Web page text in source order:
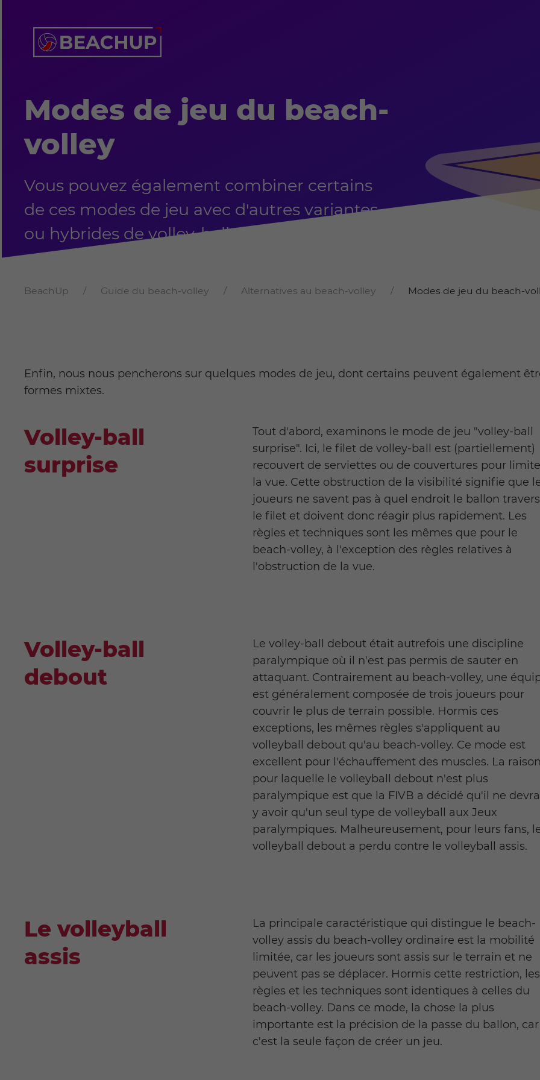
Modes de jeu du beach-
volley
Vous pouvez également combiner certains
de ces modes de jeu avec d'autres variantes
ou hybrides de volley-ball.
BeachUp Guide du beach-volley Alternatives au beach-volley Modes de jeu du beach-
Enfin, nous nous pencherons sur quelques modes de jeu, dont certains peuvent également
formes mixtes.
Volley-ball
surprise
Tout d'abord, examinons le mode de jeu "volley-ball
surprise". Ici, le filet de volley-ball est (partiellement)
recouvert de serviettes ou de couvertures pour
la vue. Cette obstruction de la visibilité signifie que
joueurs ne savent pas à quel endroit le ballon
le filet et doivent donc réagir plus rapidement. Les
règles et techniques sont les mêmes que pour le
beach-volley, à l'exception des règles relatives à
l'obstruction de la vue.
Volley-ball
debout
Le volley-ball debout était autrefois une discipline
paralympique où il n'est pas permis de sauter en
attaquant. Contrairement au beach-volley, une
est généralement composée de trois joueurs pour
couvrir le plus de terrain possible. Hormis ces
exceptions, les mêmes règles s'appliquent au
volleyball debout qu'au beach-volley. Ce mode est
excellent pour l'échauffement des muscles. La
pour laquelle le volleyball debout n'est plus
paralympique est que la FIVB a décidé qu'il ne
y avoir qu'un seul type de volleyball aux Jeux
paralympiques. Malheureusement, pour leurs fans,
volleyball debout a perdu contre le volleyball assis.
Le volleyball
assis
La principale caractéristique qui distingue le beach-
volley assis du beach-volley ordinaire est la mobilité
limitée, car les joueurs sont assis sur le terrain et ne
peuvent pas se déplacer. Hormis cette restriction, les
règles et les techniques sont identiques à celles du
beach-volley. Dans ce mode, la chose la plus
importante est la précision de la passe du ballon, car
c'est la seule façon de créer un jeu.